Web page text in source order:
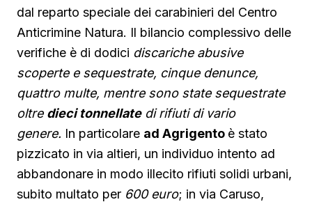
dal reparto speciale dei carabinieri del Centro
Anticrimine Natura. Il bilancio complessivo delle
verifiche è di dodici discariche abusive
scoperte e sequestrate, cinque denunce,
quattro multe, mentre sono state sequestrate
oltre dieci tonnellatedi rifiuti di vario
genere. In particolare ad Agrigento è stato
pizzicato in via altieri, un individuo intento ad
abbandonare in modo illecito rifiuti solidi urbani,
subito multato per 600 euro; in via Caruso,